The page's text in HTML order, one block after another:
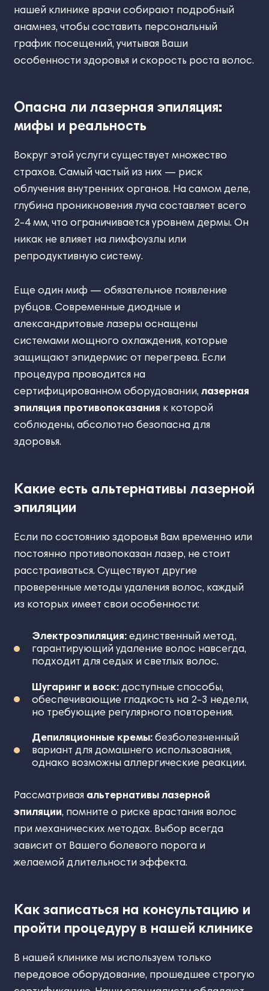
нашей клинике врачи собирают подробный
анамнез, чтобы составить персональный
график посещений, учитывая Ваши
особенности здоровья и скорость роста волос.
Опасна ли лазерная эпиляция:
мифы и реальность
Вокруг этой услуги существует множество
страхов. Самый частый из них — риск
облучения внутренних органов. На самом деле,
глубина проникновения луча составляет всего
2-4 мм, что ограничивается уровнем дермы. Он
никак не влияет на лимфоузлы или
репродуктивную систему.
Еще один миф — обязательное появление
рубцов. Современные диодные и
александритовые лазеры оснащены
системами мощного охлаждения, которые
защищают эпидермис от перегрева. Если
процедура проводится на
сертифицированном оборудовании,лазерная
эпиляция противопоказания к которой
соблюдены, абсолютно безопасна для
здоровья.
Какие есть альтернативы лазерной
эпиляции
Если по состоянию здоровья Вам временно или
постоянно противопоказан лазер, не стоит
расстраиваться. Существуют другие
проверенные методы удаления волос, каждый
из которых имеет свои особенности:
Электроэпиляция:единственный метод,
гарантирующий удаление волос навсегда,
подходит для седых и светлых волос.
Шугаринг и воск:доступные способы,
обеспечивающие гладкость на 2-3 недели,
но требующие регулярного повторения.
Депиляционные кремы:безболезненный
вариант для домашнего использования,
однако возможны аллергические реакции.
Рассматривая альтернативы лазерной
эпиляции, помните о риске врастания волос
при механических методах. Выбор всегда
зависит от Вашего болевого порога и
желаемой длительности эффекта.
Как записаться на консультацию и
пройти процедуру в нашей клинике
В нашей клинике мы используем только
передовое оборудование, прошедшее строгую